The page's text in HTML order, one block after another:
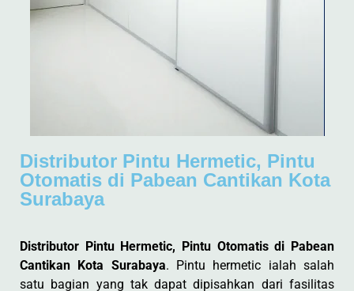
Distributor Pintu Hermetic, Pintu
Otomatis di Pabean Cantikan Kota
Surabaya
Distributor Pintu Hermetic, Pintu Otomatis di Pabean
Cantikan Kota Surabaya. Pintu hermetic ialah salah
satu bagian yang tak dapat dipisahkan dari fasilitas